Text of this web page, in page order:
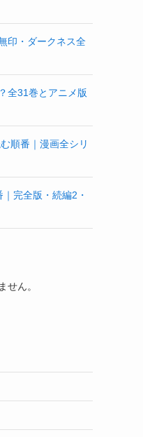
印・ダークネス全
全31巻とアニメ版
順番｜漫画全シリ
完全版・続編2・
せん。